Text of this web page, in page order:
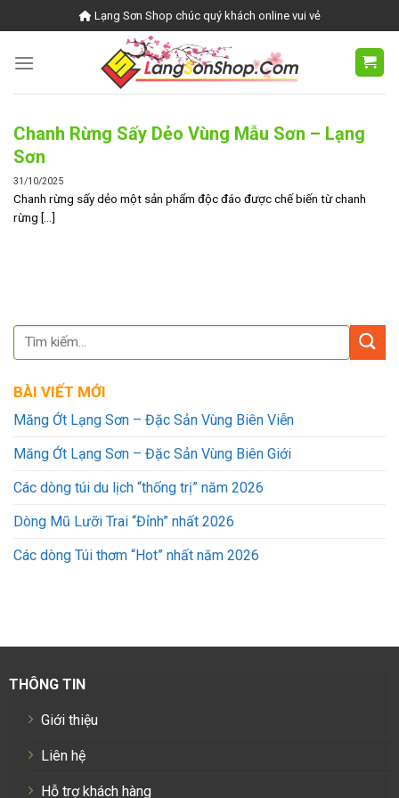
to
content
Lạng Sơn Shop chúc quý khách online vui vẻ
BÀI VIẾT MỚI
Măng Ớt Lạng Sơn – Đặc Sản Vùng Biên Viễn
Măng Ớt Lạng Sơn – Đặc Sản Vùng Biên Giới
Các dòng túi du lịch “thống trị” năm 2026
Dòng Mũ Lưỡi Trai “Đỉnh” nhất 2026
Các dòng Túi thơm “Hot” nhất năm 2026
Chanh Rừng Sấy Dẻo Vùng Mẫu Sơn – Lạng
Sơn
31/10/2025
Chanh rừng sấy dẻo một sản phẩm độc đáo được chế biến từ chanh
rừng [...]
THÔNG TIN
Giới thiệu
Liên hệ
Hỗ trợ khách hàng